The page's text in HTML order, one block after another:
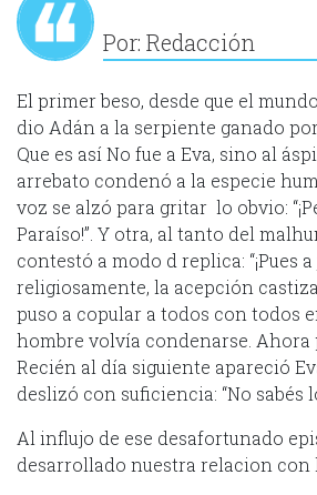
Por: Redacción
El primer beso, desde que el
dio Adán a la serpiente ganado
Que es así No fue a Eva, sino al
arrebato condenó a la especie
voz se alzó para gritar lo obvio:
Paraíso!”. Y otra, al tanto del
contestó a modo d replica: “¡Pues a
religiosamente, la acepción
puso a copular a todos con todos
hombre volvía condenarse. Ahora
Recién al día siguiente apareció
deslizó con suficiencia: “No sabés
Al influjo de ese desafortunado
desarrollado nuestra relacion con